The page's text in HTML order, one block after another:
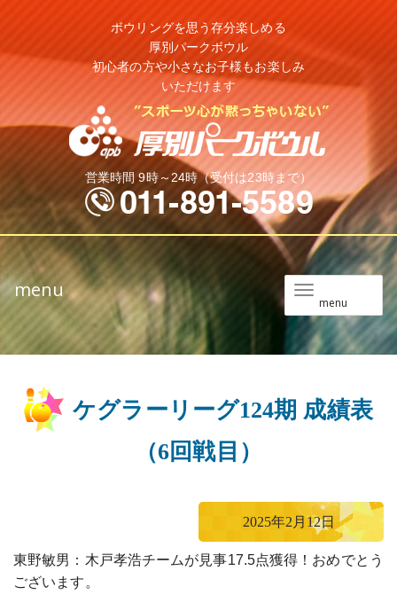
ボウリングを思う存分楽しめる
厚別パークボウル
初心者の方や小さなお子様もお楽しみ
いただけます
営業時間 9時～24時（受付は23時まで）
ニ
ュ
ー
menu
menu
ケグラーリーグ124期 成績表
（6回戦目）
2025年2月12日
東野敏男：木戸孝浩チームが見事17.5点獲得！おめでとう
ございます。